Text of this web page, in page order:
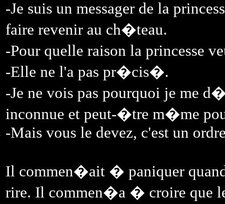
-Je suis un messager de la
faire revenir au ch�teau.
-Pour quelle raison la princesse
-Elle ne l'a pas pr�cis�.
-Je ne vois pas pourquoi je me
inconnue et peut-�tre m�me
-Mais vous le devez, c'est un
Il commen�ait � paniquer
rire. Il commen�a � croire que